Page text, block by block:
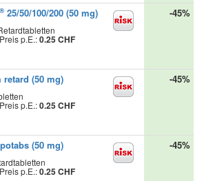
® 25/50/100/200 (50 mg)
Preis p.E.:0.25 CHF
-45%
(50 mg)
Preis p.E.:0.25 CHF
-45%
(50 mg)
Preis p.E.:0.25 CHF
-45%